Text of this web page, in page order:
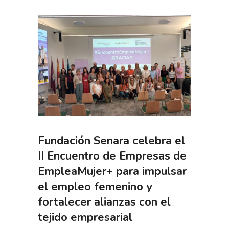
Fundación Senara celebra el
II Encuentro de Empresas de
EmpleaMujer+ para impulsar
el empleo femenino y
fortalecer alianzas con el
tejido empresarial